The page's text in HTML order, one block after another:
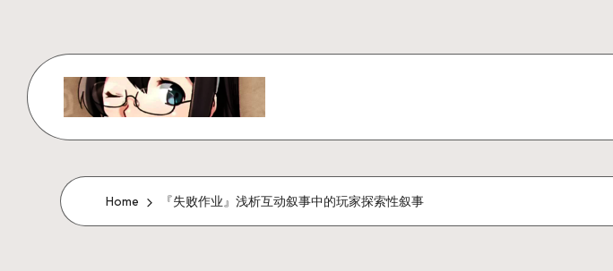
content
W
x
z
Home 『失败作业』浅析互动叙事中的玩家探索性叙事